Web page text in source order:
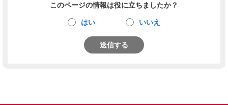
このページの情報は役に立ちましたか？
はい いいえ
送信する